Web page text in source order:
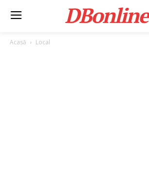
DBonline
Acasă Local